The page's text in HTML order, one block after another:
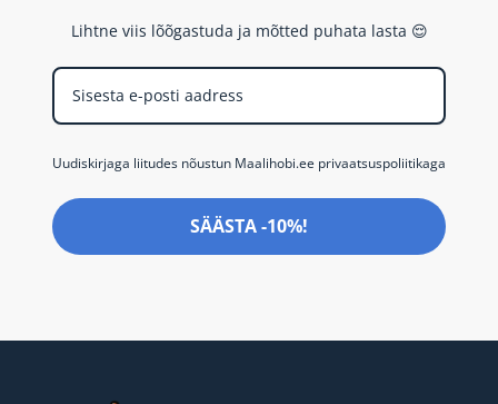
Lihtne viis lõõgastuda ja mõtted puhata lasta 😌
Uudiskirjaga liitudes nõustun Maalihobi.ee privaatsuspoliitikaga
SÄÄSTA -10%!